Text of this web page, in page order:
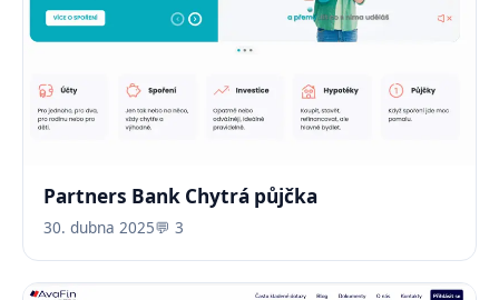
Partners Bank Chytrá půjčka
30. dubna 2025💬 3